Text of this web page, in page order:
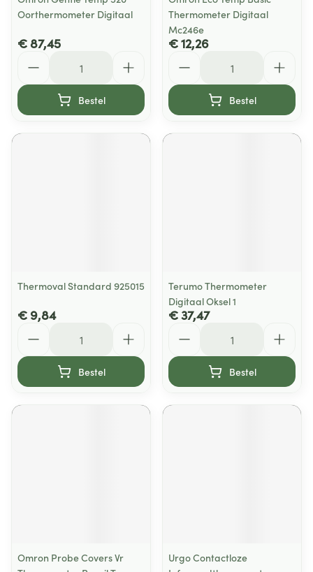
Oorthermometer Digitaal
€ 87,45
Bestel
Thermometer Digitaal
Mc246e
€ 12,26
Bestel
Thermoval Standard 925015
€ 9,84
Bestel
Terumo Thermometer
Digitaal Oksel 1
€ 37,47
Bestel
Omron Probe Covers Vr
Urgo Contactloze